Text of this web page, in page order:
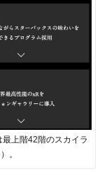
上階42階のスカイラ
。